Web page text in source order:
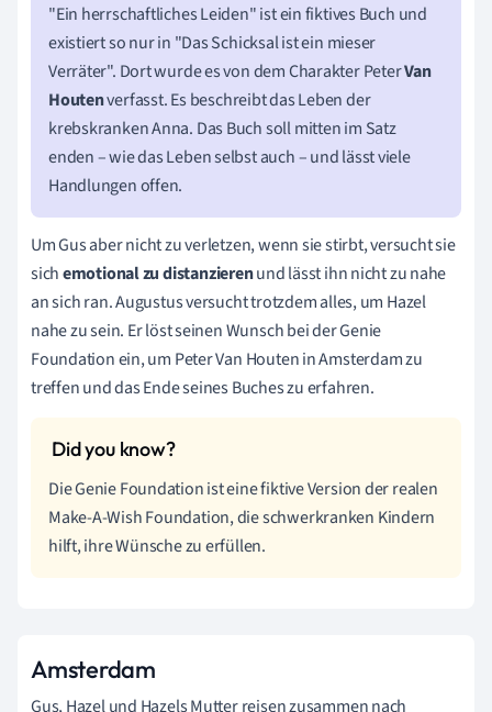
"Ein herrschaftliches Leiden" ist ein fiktives Buch und
existiert so nur in "Das Schicksal ist ein mieser
Verräter". Dort wurde es von dem Charakter PeterVan
Houtenverfasst. Es beschreibt das Leben der
krebskranken Anna. Das Buch soll mitten im Satz
enden – wie das Leben selbst auch – und lässt viele
Handlungen offen.
Um Gus aber nicht zu verletzen, wenn sie stirbt, versucht sie
sichemotional zu distanzierenund lässt ihn nicht zu nahe
an sich ran. Augustus versucht trotzdem alles, um Hazel
nahe zu sein. Er löst seinen Wunsch bei der Genie
Foundation ein, um Peter Van Houten in Amsterdam zu
treffen und das Ende seines Buches zu erfahren.
Die Genie Foundation ist eine fiktive Version der realen
Make-A-Wish Foundation, die schwerkranken Kindern
hilft, ihre Wünsche zu erfüllen.
Amsterdam
Gus, Hazel und Hazels Mutter reisen zusammen nach